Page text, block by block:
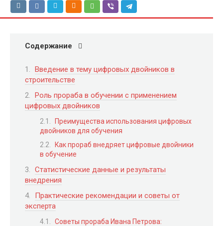
Содержание
Введение в тему цифровых двойников в
строительстве
Роль прораба в обучении с применением
цифровых двойников
Преимущества использования цифровых
двойников для обучения
Как прораб внедряет цифровые двойники
в обучение
Статистические данные и результаты
внедрения
Практические рекомендации и советы от
эксперта
Советы прораба Ивана Петрова: